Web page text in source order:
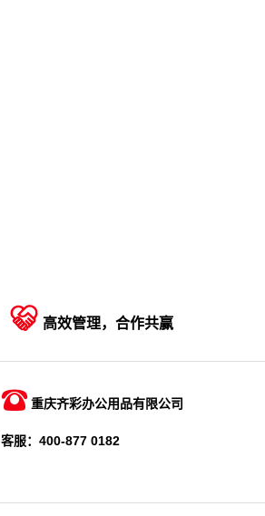
 高效管理，合作共赢
重庆齐彩办公用品有限公司
客服：400-877 0182